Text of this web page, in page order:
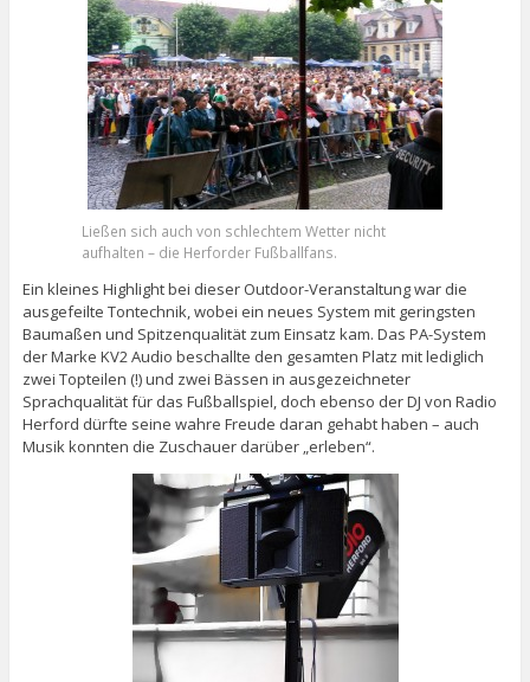
Ließen sich auch von schlechtem Wetter nicht
aufhalten – die Herforder Fußballfans.
Ein kleines Highlight bei dieser Outdoor-Veranstaltung war die
ausgefeilte Tontechnik, wobei ein neues System mit geringsten
Baumaßen und Spitzenqualität zum Einsatz kam. Das PA-System
der Marke KV2 Audio beschallte den gesamten Platz mit lediglich
zwei Topteilen (!) und zwei Bässen in ausgezeichneter
Sprachqualität für das Fußballspiel, doch ebenso der DJ von Radio
Herford dürfte seine wahre Freude daran gehabt haben – auch
Musik konnten die Zuschauer darüber „erleben“.